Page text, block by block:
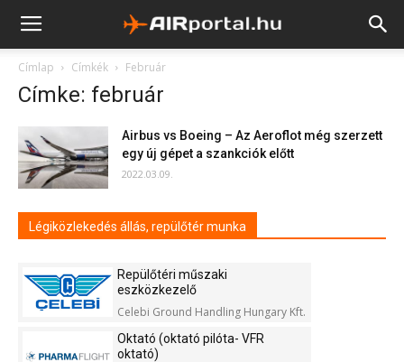
Címlap Címkék Február
Címke: február
Airbus vs Boeing – Az Aeroflot még szerzett
egy új gépet a szankciók előtt
2022.03.09.
Légiközlekedés állás, repülőtér munka
Repülőtéri műszaki
eszközkezelő
Celebi Ground Handling Hungary Kft.
Oktató (oktató pilóta- VFR
oktató)